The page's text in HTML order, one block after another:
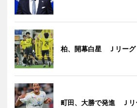
柏、開幕白星 Ｊリーグ
町田、大勝で発進 Ｊリ